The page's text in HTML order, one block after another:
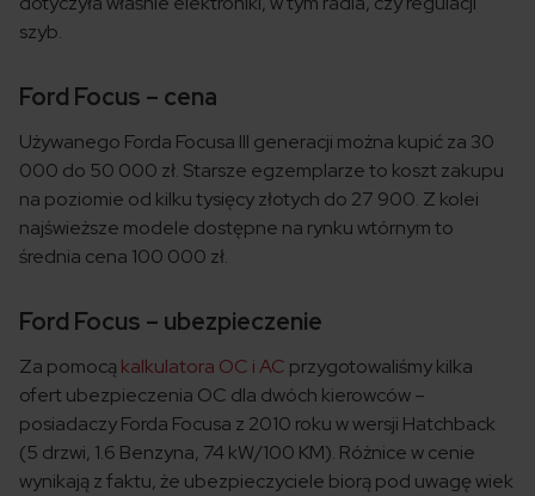
szyb.
Ford Focus – cena
Używanego Forda Focusa III generacji można kupić za 30
000 do 50 000 zł. Starsze egzemplarze to koszt zakupu
na poziomie od kilku tysięcy złotych do 27 900. Z kolei
najświeższe modele dostępne na rynku wtórnym to
średnia cena 100 000 zł.
Ford Focus – ubezpieczenie
Za pomocą kalkulatora OC i AC przygotowaliśmy kilka
ofert ubezpieczenia OC dla dwóch kierowców –
posiadaczy Forda Focusa z 2010 roku w wersji Hatchback
(5 drzwi, 1.6 Benzyna, 74 kW/100 KM). Różnice w cenie
wynikają z faktu, że ubezpieczyciele biorą pod uwagę wiek